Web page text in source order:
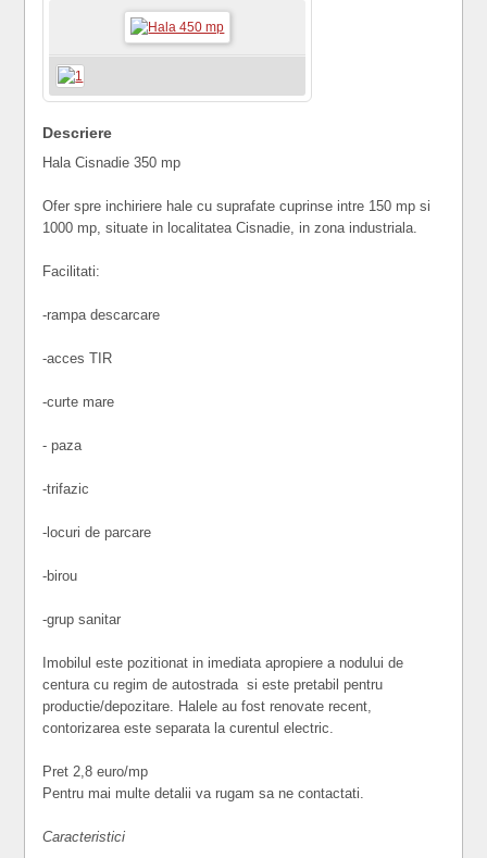
Descriere
Hala Cisnadie 350 mp
Ofer spre inchiriere hale cu suprafate cuprinse intre 150 mp si
1000 mp, situate in localitatea Cisnadie, in zona industriala.
Facilitati:
-rampa descarcare
-acces TIR
-curte mare
- paza
-trifazic
-locuri de parcare
-birou
-grup sanitar
Imobilul este pozitionat in imediata apropiere a nodului de
centura cu regim de autostrada si este pretabil pentru
productie/depozitare. Halele au fost renovate recent,
contorizarea este separata la curentul electric.
Pret 2,8 euro/mp
Pentru mai multe detalii va rugam sa ne contactati.
Caracteristici